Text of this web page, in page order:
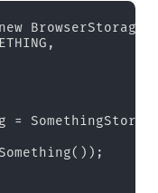
BrowserStorage(
=